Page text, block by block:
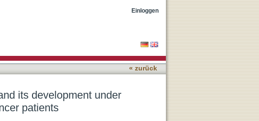
treatment in early breast
Einloggen
« zurück
its development under
patients